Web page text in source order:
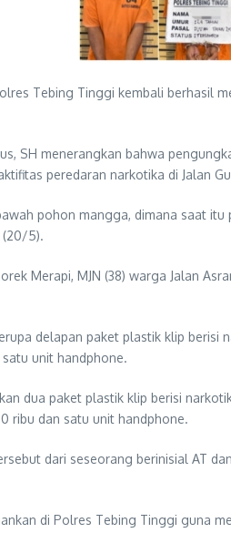
Tebing Tinggi kembali berhasil
SH menerangkan bahwa
peredaran narkotika di Jalan
pohon mangga, dimana saat
(20/5).
Merapi, MJN (38) warga Jalan
delapan paket plastik klip
unit handphone.
dua paket plastik klip berisi
ribu dan satu unit handphone.
dari seseorang berinisial AT
di Polres Tebing Tinggi guna